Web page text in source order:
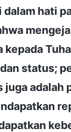
dalam hati
kepada
status;
adalah